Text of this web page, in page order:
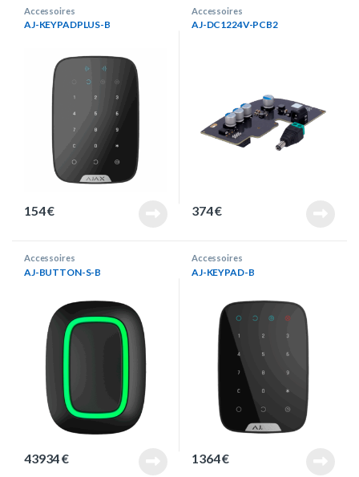
Accessoires
AJ-KEYPADPLUS-B
154€
Accessoires
AJ-DC1224V-PCB2
374€
Accessoires
AJ-BUTTON-S-B
43934€
Accessoires
AJ-KEYPAD-B
1364€